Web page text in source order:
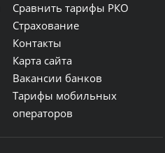
Сравнить тарифы РКО
Страхование
Контакты
Карта сайта
Вакансии банков
Тарифы мобильных
операторов